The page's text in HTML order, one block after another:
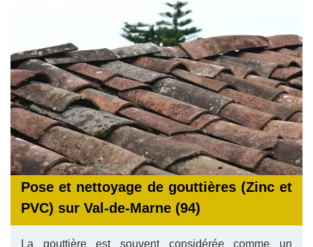
Pose et nettoyage de gouttières (Zinc et
PVC) sur Val-de-Marne (94)
La gouttière est souvent considérée comme un